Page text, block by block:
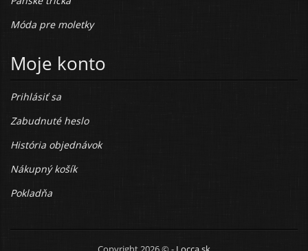
Móda pre moletky
Moje konto
Prihlásiť sa
Zabudnuté heslo
História objednávok
Nákupný košík
Pokladňa